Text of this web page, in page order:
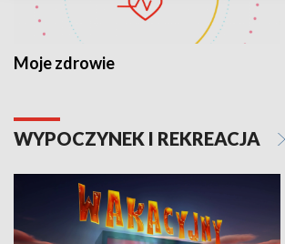
Moje zdrowie
WYPOCZYNEK I REKREACJA